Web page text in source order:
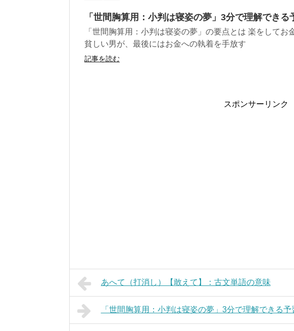
「世間胸算用：小判は寝姿の夢」3分で理解できる
「世間胸算用：小判は寝姿の夢」の要点とは 楽をして
貧しい男が、最後にはお金への執着を手放す
記事を読む
スポンサーリンク
あへて（打消し）【敢えて】：古文単語の意味
「世間胸算用：小判は寝姿の夢」3分で理解できる